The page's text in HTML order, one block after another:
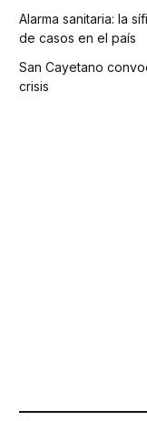
Alarma sanitaria: la
de casos en el país
San Cayetano
crisis